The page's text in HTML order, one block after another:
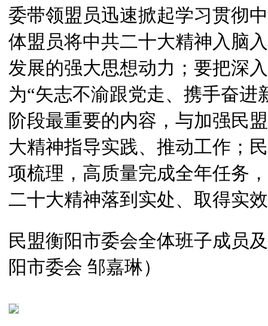
委带领盟员迅速掀起学习贯彻
体盟员将中共二十大精神入脑
发展的强大思想动力；要把深
为“矢志不渝跟党走、携手奋
阶段最重要的内容，与加强民
大精神指导实践、推动工作；
项梳理，高质量完成全年任务
二十大精神落到实处、取得实
民盟衡阳市委会全体班子成员
阳市委会 邹嘉琳）